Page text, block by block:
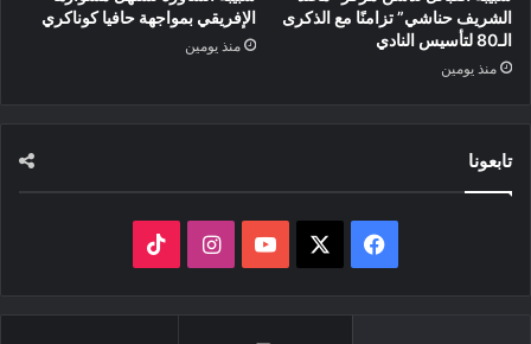
الشريف حناشي” تزامنًا مع الذكرى
الـ80 لتأسيس النادي
منذ يومين
الإفريقي بمواجهة حافيا كوناكري
منذ يومين
تابعونا
فيسبوك ‫YouTubeانستقرام